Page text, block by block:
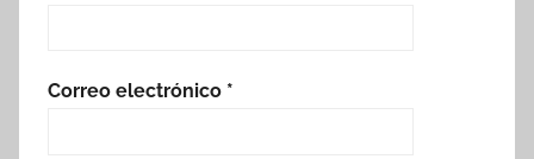
Correo electrónico *